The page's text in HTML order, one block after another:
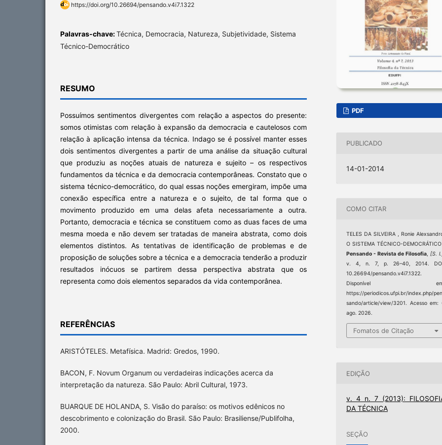
https://doi.org/10.26694/pensando.v4i7.1322
Palavras-chave:Técnica, Democracia, Natureza, Subjetividade, Sistema
Técnico-Democrático
RESUMO
Possuímos sentimentos divergentes com relação a aspectos do presente:
somos otimistas com relação à expansão da democracia e cautelosos com
relação à aplicação intensa da técnica. Indago se é possível manter esses
dois sentimentos divergentes a partir de uma análise da situação cultural
que produziu as noções atuais de natureza e sujeito – os respectivos
fundamentos da técnica e da democracia contemporâneas. Constato que o
sistema técnico-democrático, do qual essas noções emergiram, impõe uma
conexão específica entre a natureza e o sujeito, de tal forma que o
movimento produzido em uma delas afeta necessariamente a outra.
Portanto, democracia e técnica se constituem como as duas faces de uma
mesma moeda e não devem ser tratadas de maneira abstrata, como dois
elementos distintos. As tentativas de identificação de problemas e de
proposição de soluções sobre a técnica e a democracia tenderão a produzir
resultados inócuos se partirem dessa perspectiva abstrata que os
representa como dois elementos separados da vida contemporânea.
REFERÊNCIAS
ARISTÓTELES. Metafísica. Madrid: Gredos, 1990.
BACON, F. Novum Organum ou verdadeiras indicações acerca da
interpretação da natureza. São Paulo: Abril Cultural, 1973.
BUARQUE DE HOLANDA, S. Visão do paraíso: os motivos edênicos no
descobrimento e colonização do Brasil. São Paulo: Brasiliense/Publifolha,
2000.
PDF
PUBLICADO
14-01-2014
COMO CITAR
TELES DA SILVEIRA , Ronie
O SISTEMA TÉCNICO-
Pensando - Revista de Filosofia, [S.
v. 4, n. 7, p. 26–40, 2014.
10.26694/pensando.v4i7.1322.
Disponível
https://periodicos.ufpi.br/index.php/
sando/article/view/3201. Acesso em:
ago. 2026.
Fomatos de Citação
EDIÇÃO
v. 4 n. 7 (2013):
DA TÉCNICA
SEÇÃO